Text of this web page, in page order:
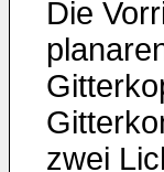
Die
zwei